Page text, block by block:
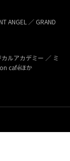
ANGEL ／ GRAND
ルアカデミー ／ ミ
caféほか